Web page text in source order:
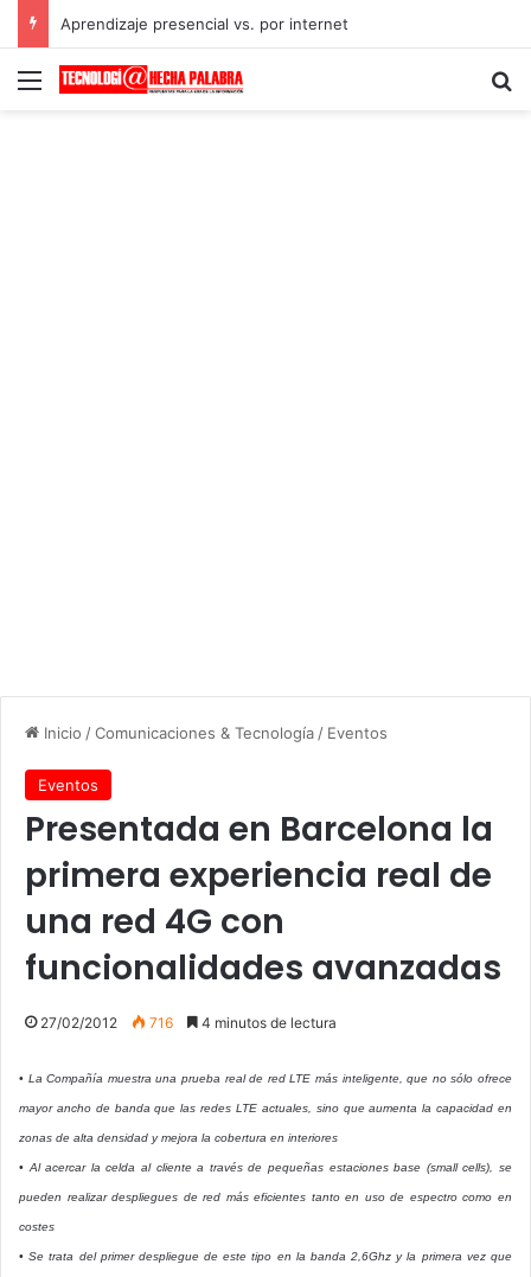
Aprendizaje presencial vs. por internet
Menú
Inicio /Comunicaciones & Tecnología / Eventos
Eventos
Presentada en Barcelona la
primera experiencia real de
una red 4G con
funcionalidades avanzadas
27/02/2012 716 4 minutos de lectura
• La Compañía muestra una prueba real de red LTE más inteligente, que no sólo ofrece
mayor ancho de banda que las redes LTE actuales, sino que aumenta la capacidad en
zonas de alta densidad y mejora la cobertura en interiores
• Al acercar la celda al cliente a través de pequeñas estaciones base (small cells), se
pueden realizar despliegues de red más eficientes tanto en uso de espectro como en
costes
• Se trata del primer despliegue de este tipo en la banda 2,6Ghz y la primera vez que